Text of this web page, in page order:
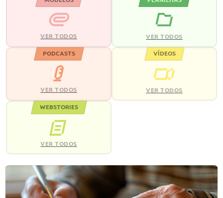
VER TODOS VER TODOS
PODCASTS
VER TODOS
VÍDEOS
VER TODOS
WEBSTORIES
VER TODOS